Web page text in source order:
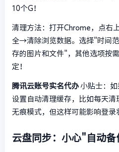
10个G！
清理方法：打开Chrome，点
全→清除浏览数据。选择"时间
存的图片和文件"，其他选项按
定！
腾讯云账号实名代办 小贴士：
设置自动清理缓存，比如每天清
无痕模式，但这样可能影响登录
云盘同步：小心"自动